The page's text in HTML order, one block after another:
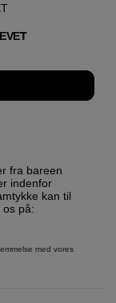
T
fra bareen
indenfor
os på:
med vores